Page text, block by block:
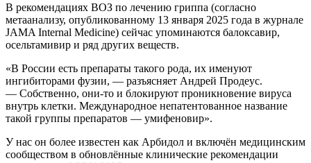
В рекомендациях ВОЗ по лечению гриппа (согласно
метаанализу, опубликованному 13 января 2025 года в журнале
JAMA Internal Medicine) сейчас упоминаются балоксавир,
осельтамивир и ряд других веществ.
«В России есть препараты такого рода, их именуют
ингибиторами фузии, — разъясняет Андрей Продеус.
— Собственно, они-то и блокируют проникновение вируса
внутрь клетки. Международное непатентованное название
такой группы препаратов — умифеновир».
У нас он более известен как Арбидол и включён медицинским
сообществом в обновлённые клинические рекомендации